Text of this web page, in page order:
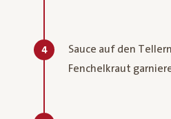
4
Sauce auf den
Fenchelkraut